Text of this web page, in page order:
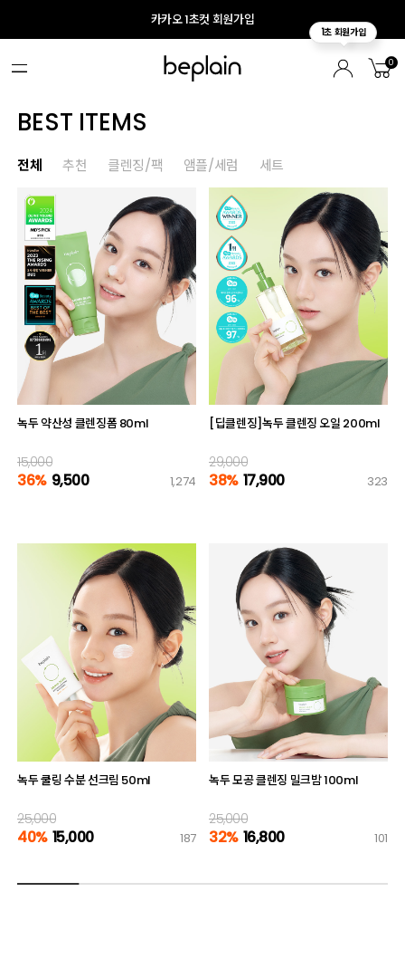
카카오 1초컷 회원가입
0
BEST ITEMS
전체 추천 클렌징/팩 앰플/세럼 세트
녹두 약산성 클렌징폼 80ml
15,000
36% 9,500 1,274
녹두 쿨링 수분 선크림 50ml
25,000
40% 15,000 187
[딥클렌징]녹두 클렌징 오일 200ml
29,000
38% 17,900 323
녹두 모공 클렌징 밀크밤 100ml
25,000
32% 16,800 101